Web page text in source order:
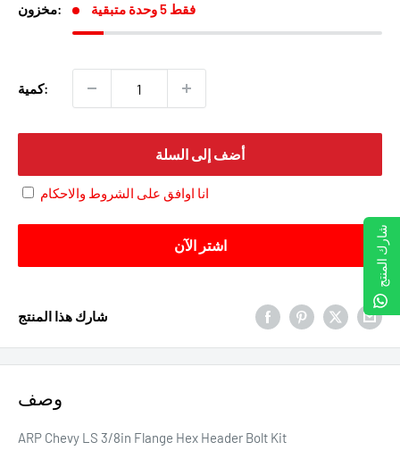
مخزون: فقط 5 وحدة متبقية
كمية:
أضف إلى السلة
انا اوافق على الشروط والاحكام
اشتر الآن
شارك هذا المنتج
وصف
ARP Chevy LS 3/8in Flange Hex Header Bolt Kit
شارك المنتج